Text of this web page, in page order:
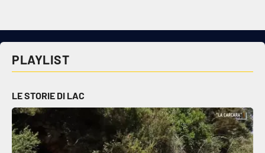
PLAYLIST
LE STORIE DI LAC